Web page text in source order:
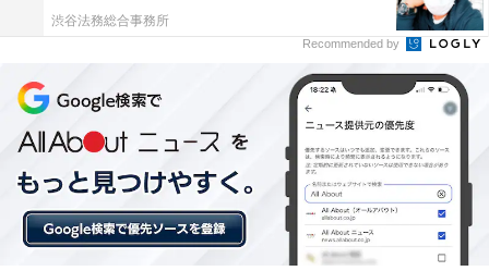
渋谷法務総合事務所
Recommended by